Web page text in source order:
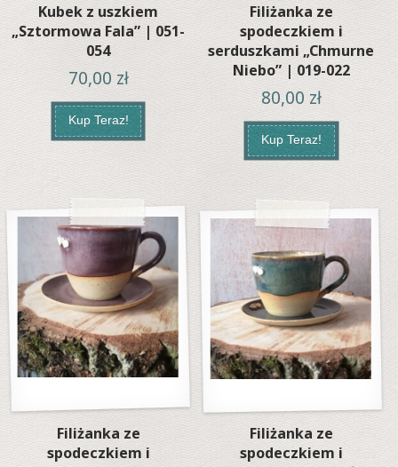
Kubek z uszkiem
„Sztormowa Fala” | 051-
054
70,00 zł
Kup Teraz!
Filiżanka ze
spodeczkiem i
serduszkami „Chmurne
Niebo” | 019-022
80,00 zł
Kup Teraz!
Filiżanka ze
spodeczkiem i
Filiżanka ze
spodeczkiem i